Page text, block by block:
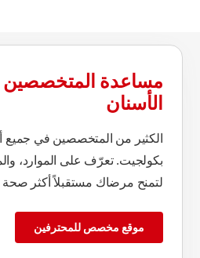
مساعدة
الأسنان
الكثير من المتخصصين في جميع
بكولجيت. تعرّف على الموارد،
لتمنح مرضاك مستقبلاً أكثر صحة
موقع مخصص للمحترفين